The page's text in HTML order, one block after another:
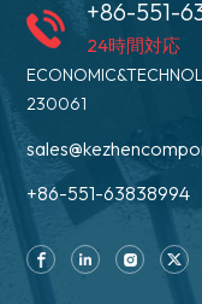
+86-551-
24時間対応
230061
+86-551-63838994